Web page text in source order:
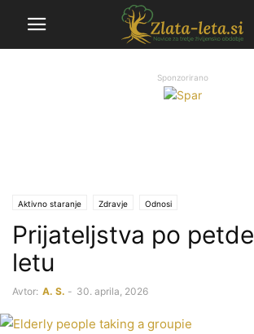
Sponzorirano
Aktivno staranje Zdravje Odnosi
Prijateljstva po
letu
Avtor: A. S. - 30. aprila, 2026